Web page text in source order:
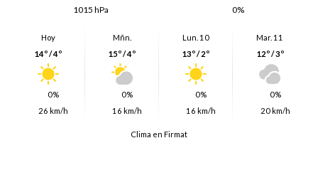
1015 hPa 0%
Hoy
14º / 4º
0%
26 km/h
Mñn.
15º / 4º
0%
16 km/h
Lun. 10
13º / 2º
0%
16 km/h
Mar. 11
12º / 3º
0%
20 km/h
Clima en Firmat